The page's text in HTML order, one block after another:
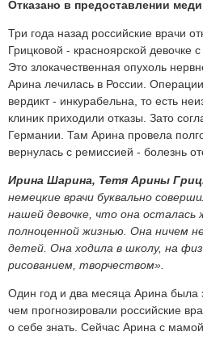
Отказано в предоставлении
Три года назад российские врачи
Грицковой - красноярской девочке
Это злокачественная опухоль
Арина лечилась в России.
вердикт - инкурабельна, то есть
клиник приходили отказы. Зато
Германии. Там Арина провела
вернулась с ремиссией - болезнь
Ирина Шарина, Тетя Арины
немецкие врачи буквально
нашей девочке, что она осталась
полноценной жизнью. Она ничем
детей. Она ходила в школу, на
рисованием, творчеством».
Один год и два месяца Арина была
чем прогнозировали российские
о себе знать. Сейчас Арина с